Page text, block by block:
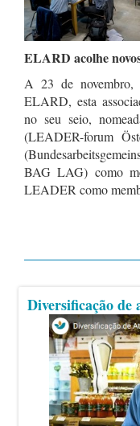
ELARD acolhe n
A 23 de novembro,
ELARD, esta
no seu seio,
(LEADER-forum
(
BAG LAG) como
LEADER como
Diversificação de